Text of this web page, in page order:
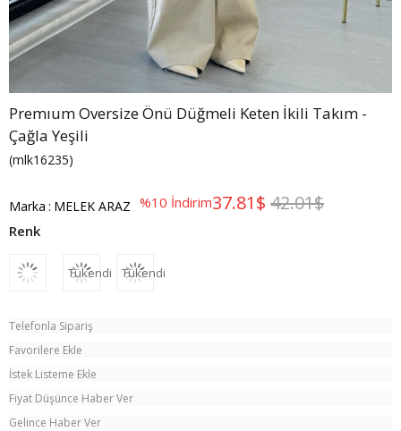
Premıum Oversize Önü Düğmeli Keten İkili Takım -
Çağla Yeşili
(mlk16235)
Marka : MELEK ARAZ %10 İndirim 42.01$
37.81$
Tükendi Tükendi
Telefonla Sipariş
Favorilere Ekle
İstek Listeme Ekle
Fiyat Düşünce Haber Ver
Gelince Haber Ver